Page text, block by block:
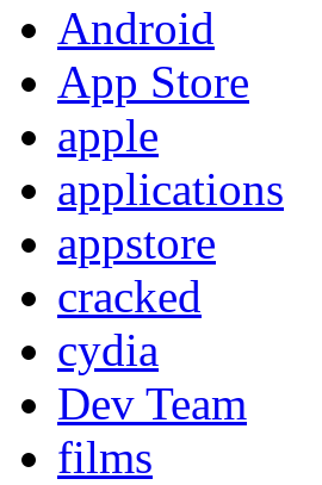
Android
App Store
apple
applications
appstore
cracked
cydia
Dev Team
films